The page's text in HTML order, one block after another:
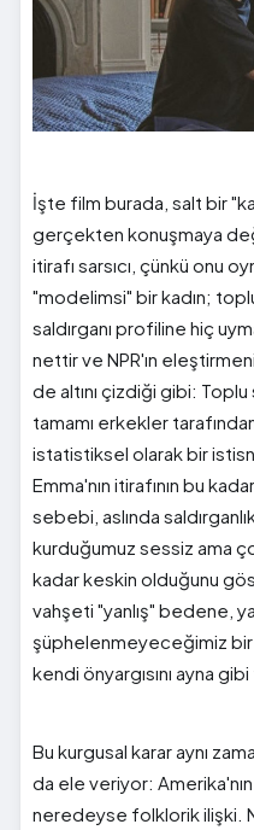
İşte film burada, salt bir
gerçekten konuşmaya
itirafı sarsıcı, çünkü onu
"modelimsi" bir kadın;
saldırganı profiline hiç
nettir ve NPR'ın
de altını çizdiği gibi: Toplu
tamamı erkekler
istatistiksel olarak bir
Emma'nın itirafının bu
sebebi, aslında
kurduğumuz sessiz ama
kadar keskin olduğunu
vahşeti "yanlış" bedene,
şüphelenmeyeceğimiz
kendi önyargısını ayna
Bu kurgusal karar aynı
da ele veriyor:
neredeyse folklorik ilişki.